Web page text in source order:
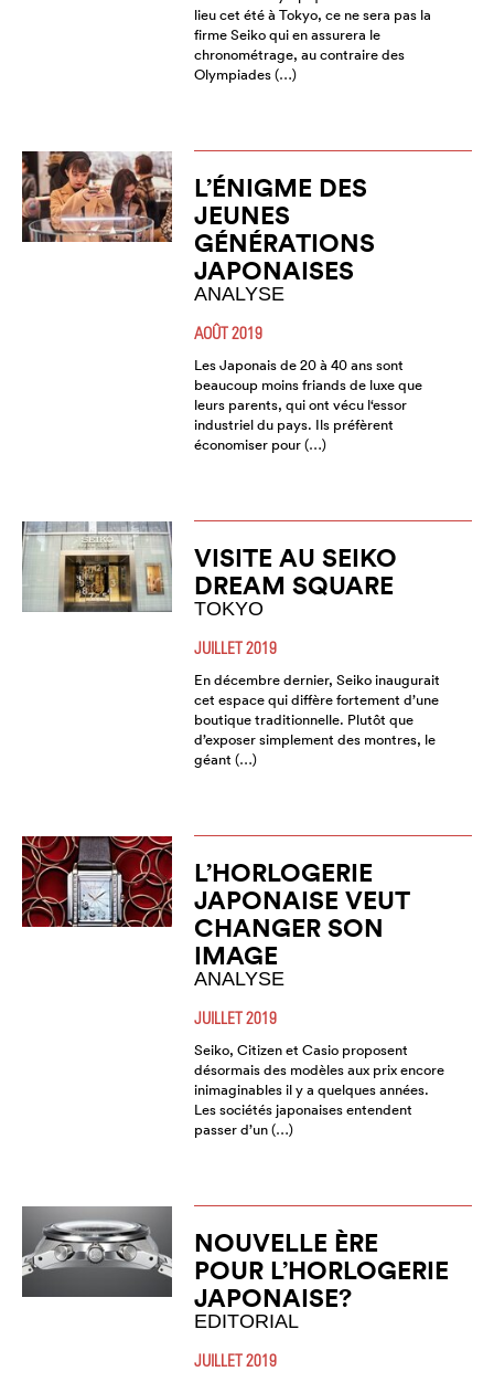
lieu cet été à Tokyo, ce ne sera pas la
firme Seiko qui en assurera le
chronométrage, au contraire des
Olympiades (…)
L’ÉNIGME DES
JEUNES
GÉNÉRATIONS
JAPONAISES
ANALYSE
AOÛT 2019
Les Japonais de 20 à 40 ans sont
beaucoup moins friands de luxe que
leurs parents, qui ont vécu l‘essor
industriel du pays. Ils préfèrent
économiser pour (…)
VISITE AU SEIKO
DREAM SQUARE
TOKYO
JUILLET 2019
En décembre dernier, Seiko inaugurait
cet espace qui diffère fortement d’une
boutique traditionnelle. Plutôt que
d’exposer simplement des montres, le
géant (…)
L’HORLOGERIE
JAPONAISE VEUT
CHANGER SON
IMAGE
ANALYSE
JUILLET 2019
Seiko, Citizen et Casio proposent
désormais des modèles aux prix encore
inimaginables il y a quelques années.
Les sociétés japonaises entendent
passer d’un (…)
NOUVELLE ÈRE
POUR L’HORLOGERIE
JAPONAISE?
EDITORIAL
JUILLET 2019